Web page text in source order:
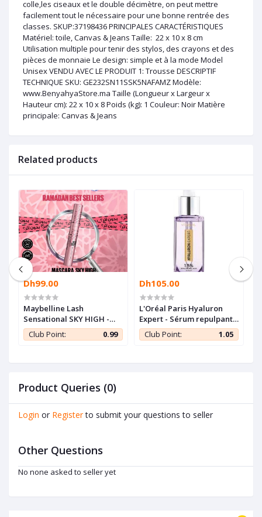
colle,les ciseaux et le double décimètre, on peut mettre
facilement tout le nécessaire pour une bonne rentrée des
classes. SKUP:37198436 PRINCIPALES CARACTÉRISTIQUES
Matériel: toile, Canvas & Jeans Taille: 22 x 10 x 8 cm
Utilisation multiple pour tenir des stylos, des crayons et des
pièces de monnaie Le design: simple et à la mode Model
Unisex VENDU AVEC LE PRODUIT 1: Trousse DESCRIPTIF
TECHNIQUE SKU: GE232SN11SSK5NAFAMZ Modèle:
www.BenyahyaStore.ma Taille (Longueur x Largeur x
Hauteur cm): 22 x 10 x 8 Poids (kg): 1 Couleur: Noir Matière
principale: Canvas & Jeans
Related products
Dh99.00
Maybelline Lash
Sensational SKY HIGH -
Mascara longueur illimité
et volume intense
Club Point: 0.99
Dh105.00
L'Oréal Paris Hyaluron
Expert - Sérum repulpant
à l'acide hyaluronique -
30ml
Club Point: 1.05
Product Queries (0)
Login or Register to submit your questions to seller
Other Questions
No none asked to seller yet